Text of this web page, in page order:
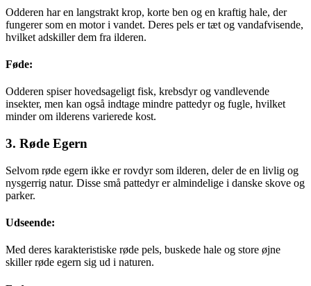
Odderen har en langstrakt krop, korte ben og en kraftig hale, der
fungerer som en motor i vandet. Deres pels er tæt og vandafvisende,
hvilket adskiller dem fra ilderen.
Føde:
Odderen spiser hovedsageligt fisk, krebsdyr og vandlevende
insekter, men kan også indtage mindre pattedyr og fugle, hvilket
minder om ilderens varierede kost.
3. Røde Egern
Selvom røde egern ikke er rovdyr som ilderen, deler de en livlig og
nysgerrig natur. Disse små pattedyr er almindelige i danske skove og
parker.
Udseende:
Med deres karakteristiske røde pels, buskede hale og store øjne
skiller røde egern sig ud i naturen.